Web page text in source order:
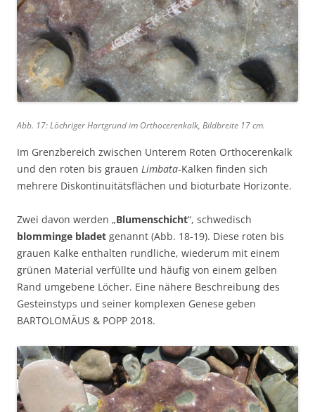
Abb. 17: Löchriger Hartgrund im Orthocerenkalk, Bildbreite 17 cm.
Im Grenzbereich zwischen Unterem Roten Orthocerenkalk
und den roten bis grauen Limbata-Kalken finden sich
mehrere Diskontinuitätsflächen und bioturbate Horizonte.
Zwei davon werden „Blumenschicht“, schwedisch
blomminge bladet genannt (Abb. 18-19). Diese roten bis
grauen Kalke enthalten rundliche, wiederum mit einem
grünen Material verfüllte und häufig von einem gelben
Rand umgebene Löcher. Eine nähere Beschreibung des
Gesteinstyps und seiner komplexen Genese geben
BARTOLOMÄUS & POPP 2018.